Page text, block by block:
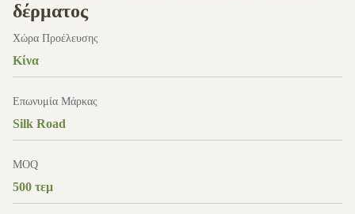
δέρματος
Χώρα Προέλευσης
Κίνα
Επωνυμία Μάρκας
Silk Road
MOQ
500 τεμ